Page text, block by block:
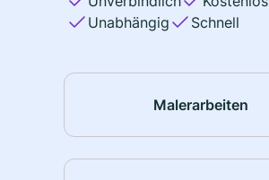
Unabhängig
Schnell
Malerarbeiten